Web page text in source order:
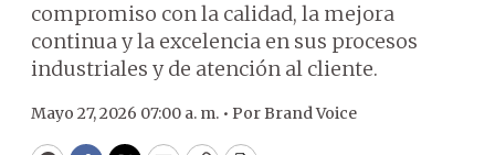
compromiso con la calidad, la mejora
continua y la excelencia en sus procesos
industriales y de atención al cliente.
Mayo 27, 2026 07:00 a. m. • PorBrand Voice